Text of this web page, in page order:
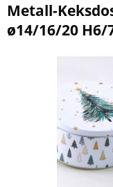
Metall-
ø14/16/20 H6/